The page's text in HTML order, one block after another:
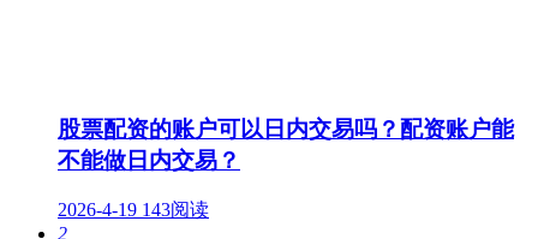
股票配资的账户可以日内交易吗？配资账户能
不能做日内交易？
2026-4-19 143阅读
2